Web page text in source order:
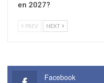
en 2027?
PREV NEXT
Facebook